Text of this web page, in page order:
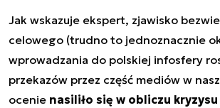
Jak wskazuje ekspert, zjawisko
celowego (trudno to jednoznacznie
wprowadzania do polskiej infosfery
przekazów przez część mediów w
ocenie nasiliło się w obliczu